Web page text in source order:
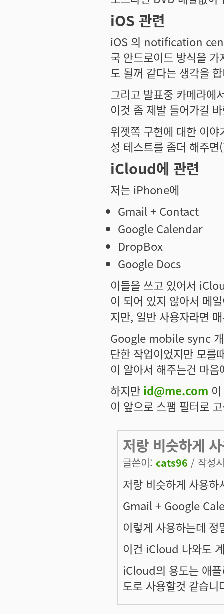
iOS 관련
iOS 의 notification
국 안드로이드 방식을
도 될꺼 같다는 생각을
그리고 발표중 카메라
이것 좀 제발 들어가길
위젯쪽 구현에 대한 이
성 테스트를 좀더 해주
iCloud에 관련
저는 iPhone에
Gmail + Contact
Google Calendar
DropBox
Google Docs
이들을 쓰고 있어서
이 되어 있지 않아서 메
지만, 일반 사용자라면
Google mobile sync
단한 작업이었지만 모를
이 알아서 해주는건 마음
하지만 id@me.com
이 앞으로 스팸 필터로
저랑 비슷하게
글쓴이: cats96 / 작성
저랑 비슷하게 사용하
Gmail + Google
이렇게 사용하는데 정
이건 iCloud 나와도
iCloud의 용도는 애
도로 사용할것 같습니